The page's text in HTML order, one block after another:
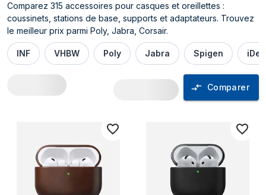
Comparez 315 accessoires pour casques et oreillettes :
coussinets, stations de base, supports et adaptateurs. Trouvez
le meilleur prix parmi Poly, Jabra, Corsair.
INF VHBW Poly Jabra Spigen
Comparer
Comparateur de prix Accessoires pour